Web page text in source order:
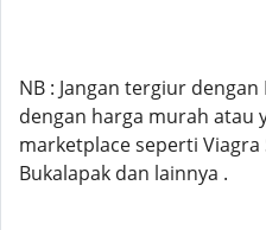
NB : Jangan tergiur
dengan harga murah atau
marketplace seperti Viagra
Bukalapak dan lainnya .